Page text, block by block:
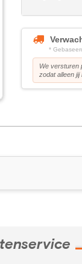
*
We versturen
zodat alleen jij